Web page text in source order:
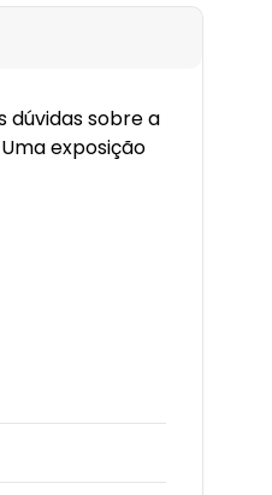
dúvidas sobre a
exposição